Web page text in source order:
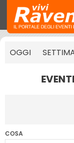
OGGI
COSA